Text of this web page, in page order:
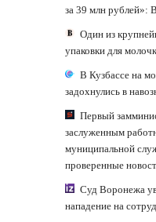
за 39 млн рублей»:
Один из
упаковки для
В Кузбассе на
задохнулись в
Первый
заслуженным
муниципальной
проверенные
Суд Воронежа
нападение на